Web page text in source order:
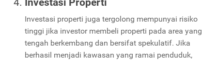
Investasi Properti
Investasi properti juga tergolong mempunyai risiko
tinggi jika investor membeli properti pada area yang
tengah berkembang dan bersifat spekulatif. Jika
berhasil menjadi kawasan yang ramai penduduk,